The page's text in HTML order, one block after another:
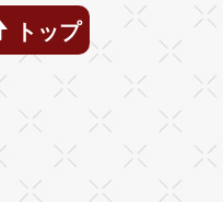
トップ